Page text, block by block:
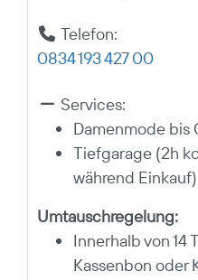
Telefon:
0834 193 427 00
Services:
Damenmode bis
Tiefgarage (2h
während Einkauf)
Umtauschregelung:
Innerhalb von 14
Kassenbon oder